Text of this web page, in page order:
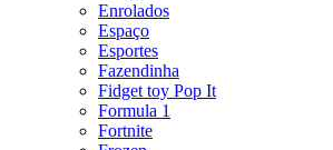
Enrolados
Espaço
Esportes
Fazendinha
Fidget toy Pop It
Formula 1
Fortnite